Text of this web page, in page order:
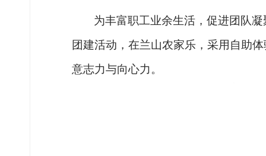
为丰富职工业余生活 ，促进团队凝
团建活动，在兰山农家乐，采用自助
意志力与向心力。